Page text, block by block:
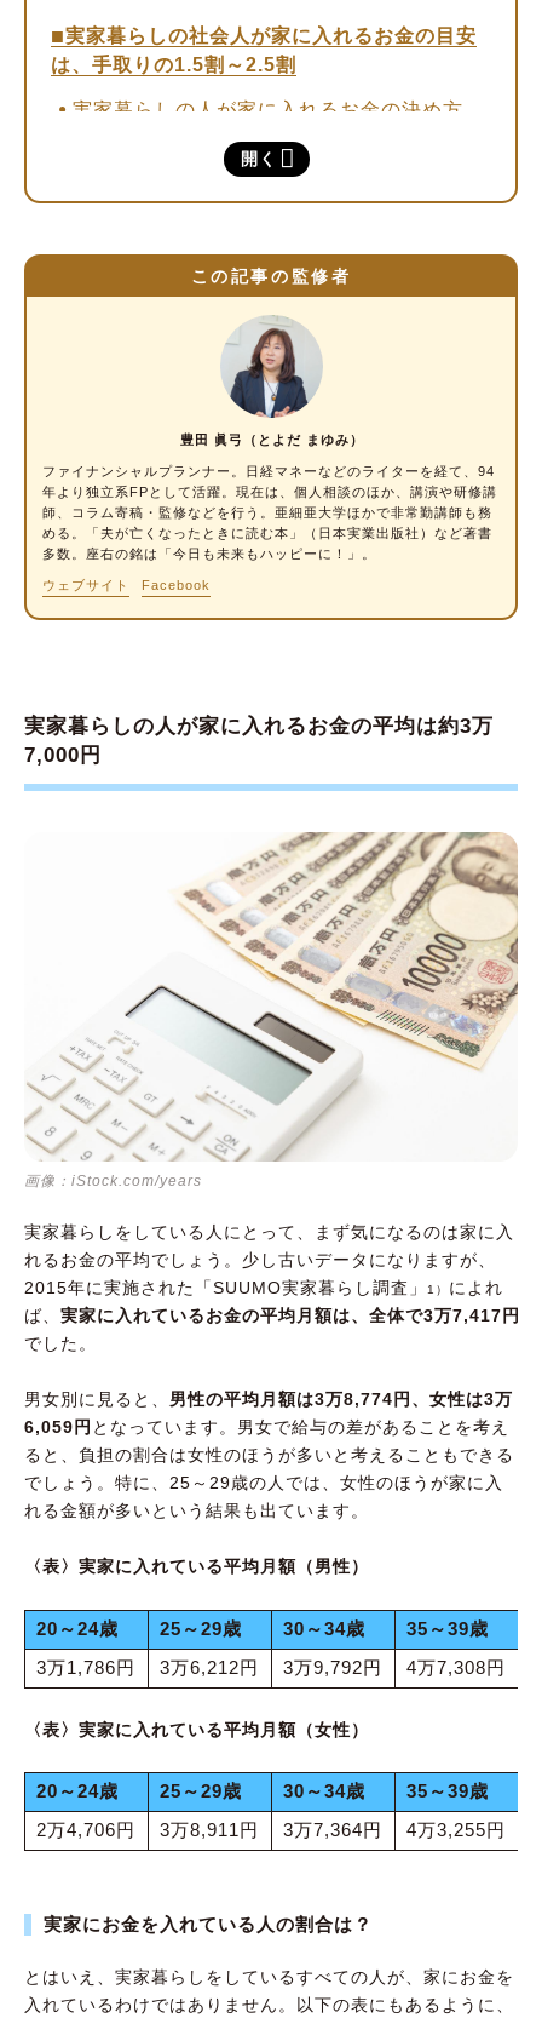
開く
実家暮らしの社会人が家に入れるお金の目安
は、手取りの1.5割～2.5割
実家暮らしの人が家に入れるお金の決め方
実家暮らしの人が覚えておきたいポイント
②貯金用口座を分ける
③財形貯蓄・定期預金を利用する
④新NISAのつみたて投資枠を活用する
⑤そのほかの積立サービスを活用する
実家暮らし中は将来のための準備をしよう
この記事の監修者
豊田 眞弓（とよだ まゆみ）
ファイナンシャルプランナー
。日経マネーなどのライターを経て、94
年より独立系FPとして活躍。現在は、個人相談のほか、講演や研修講
師、コラム寄稿・監修などを行う。亜細亜大学ほかで非常勤講師も務
める。「夫が亡くなったときに読む本」（日本実業出版社）など著書
多数。座右の銘は「今日も未来もハッピーに！」。
ウェブサイト Facebook
実家暮らしの人が家に入れるお金の平均は約3万
7,000円
画像：iStock.com/years
実家暮らしをしている人にとって、まず気になるのは家に入
れるお金の平均でしょう。少し古いデータになりますが、
2015年に実施された「SUUMO実家暮らし調査」
1） によれ
ば、 実家に入れているお金の平均月額は、全体で3万7,417円
でした。
男女別に見ると、 男性の平均月額は3万8,774円、女性は3万
6,059円 となっています。男女で給与の差があることを考え
ると、負担の割合は女性のほうが多いと考えることもできる
でしょう。特に、25～29歳の人では、女性のほうが家に入
れる金額が多いという結果も出ています。
〈表〉実家に入れている平均月額（男性）
20～24歳 25～29歳 30～34歳 35～39歳
3万1,786円
3万6,212円 3万9,792円 4万7,308円
〈表〉実家に入れている平均月額（女性）
20～24歳 25～29歳 30～34歳 35～39歳
2万4,706円
3万8,911円 3万7,364円 4万3,255円
実家にお金を入れている人の割合は？
とはいえ、実家暮らしをしているすべての人が、家にお金を
入れているわけではありません。以下の表にもあるように、